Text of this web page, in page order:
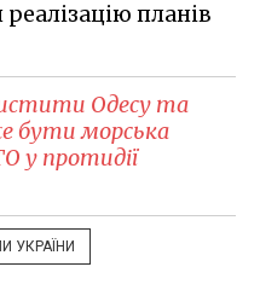
планів
Одесу та
бути морська
у протидії
УКРАЇНИ